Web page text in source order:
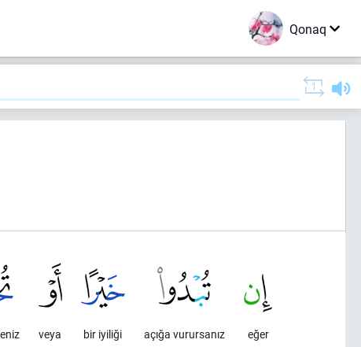
Qonaq
eğer
açığa vurursanız
bir iyiliği
veya